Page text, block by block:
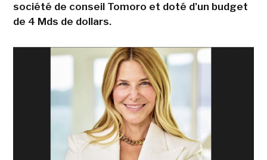
société de conseil Tomoro et doté d'un budget
de 4 Mds de dollars.